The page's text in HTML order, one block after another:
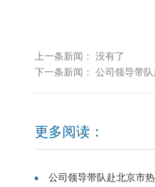
上一条新闻： 没有了
下一条新闻： 公司领导带
更多阅读：
公司领导带队赴北京市